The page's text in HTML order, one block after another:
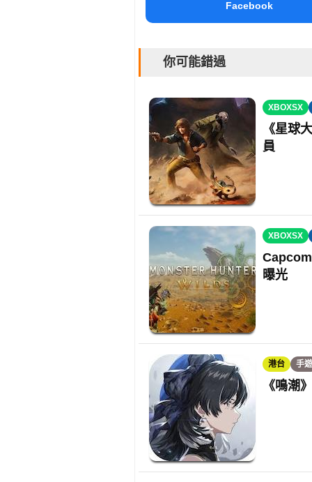
Facebook
你可能錯過
XBOXSX
《星球
員
XBOXSX
曝光
港台 手遊
《鳴潮